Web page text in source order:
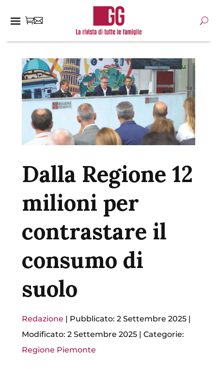
Dalla Regione 12
milioni per
contrastare il
consumo di
suolo
Redazione | Pubblicato: 2 Settembre 2025|
Modificato: 2 Settembre 2025| Categorie:
Regione Piemonte